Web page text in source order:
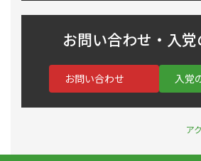
お問い合わせ・入
お問い合わせ 入党
ア